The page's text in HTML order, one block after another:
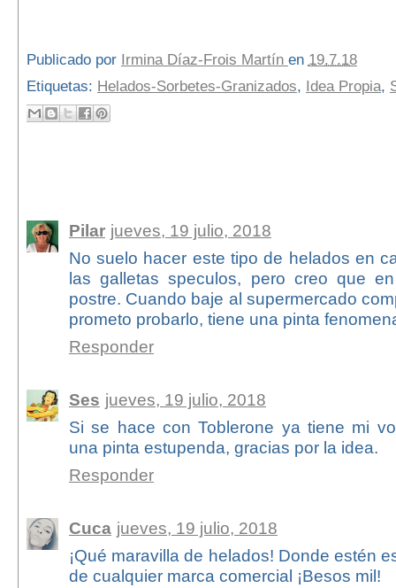
Publicado por Irmina Díaz-Frois Martín en 19.7.18
Etiquetas: Helados-Sorbetes-Granizados, Idea Propia,
Pilar jueves, 19 julio, 2018
No suelo hacer este tipo de helados en
las galletas speculos, pero creo que
postre. Cuando baje al supermercado
prometo probarlo, tiene una pinta
Responder
Ses jueves, 19 julio, 2018
Si se hace con Toblerone ya tiene mi
una pinta estupenda, gracias por la idea.
Responder
Cuca jueves, 19 julio, 2018
¡Qué maravilla de helados! Donde estén
de cualquier marca comercial ¡Besos mil!